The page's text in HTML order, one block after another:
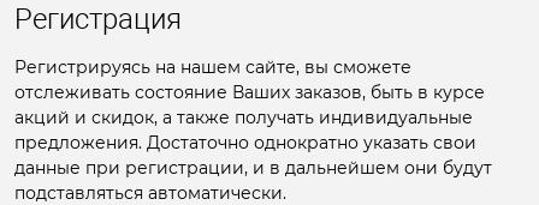
Регистрация
Регистрируясь на нашем сайте, вы сможете
отслеживать состояние Ваших заказов, быть в курсе
акций и скидок, а также получать индивидуальные
предложения. Достаточно однократно указать свои
данные при регистрации, и в дальнейшем они будут
подставляться автоматически.